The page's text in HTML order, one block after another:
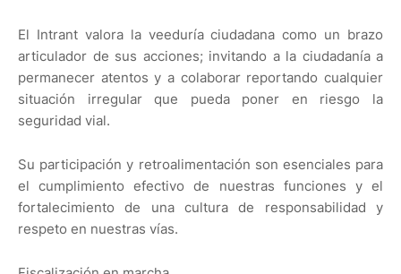
El Intrant valora la veeduría ciudadana como un brazo
articulador de sus acciones; invitando a la ciudadanía a
permanecer atentos y a colaborar reportando cualquier
situación irregular que pueda poner en riesgo la
seguridad vial.
Su participación y retroalimentación son esenciales para
el cumplimiento efectivo de nuestras funciones y el
fortalecimiento de una cultura de responsabilidad y
respeto en nuestras vías.